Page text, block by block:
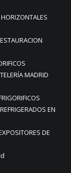
MADRID
EN
DE